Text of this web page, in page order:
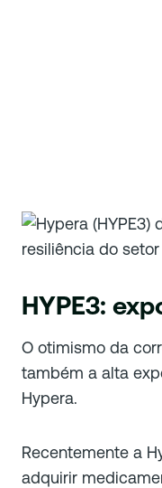
HYPE3:
O otimismo da
também a alta
Hypera.
Recentemente a
adquirir